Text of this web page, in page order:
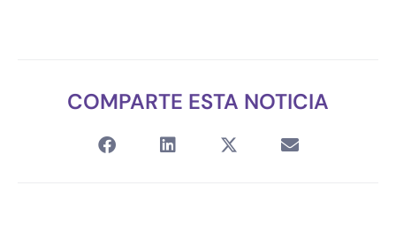
COMPARTE ESTA NOTICIA